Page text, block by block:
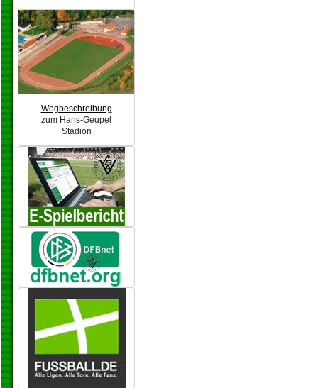
Wegbeschreibung
zum Hans-Geupel
Stadion